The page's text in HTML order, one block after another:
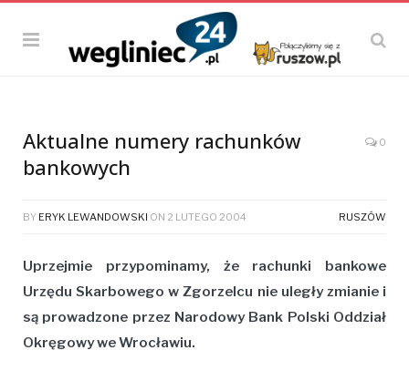
Aktualne numery rachunków
bankowych
0
BY ERYK LEWANDOWSKI ON 2 LUTEGO 2004 RUSZÓW
Uprzejmie przypominamy, że rachunki bankowe
Urzędu Skarbowego w Zgorzelcu nie uległy zmianie i
są prowadzone przez Narodowy Bank Polski Oddział
Okręgowy we Wrocławiu.